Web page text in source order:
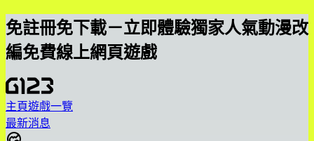
免註冊免下載－立即體驗獨家人氣動漫改
編免費線上網頁遊戲
主頁遊戲一覽
最新消息